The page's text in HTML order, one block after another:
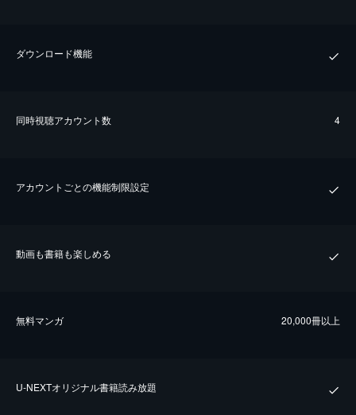
ダウンロード機能
同時視聴アカウント数 4
アカウントごとの機能制限設定
動画も書籍も楽しめる
無料マンガ 20,000冊以上
U-NEXTオリジナル書籍読み放題